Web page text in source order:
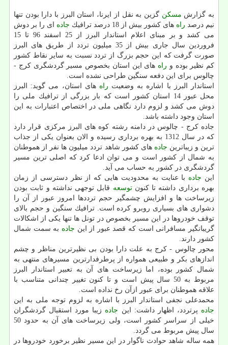
به گزارش مسكن گزین به نقل از ایرنا، استان البرز با دارا بودن تنها
نیم درصد راه های كشور بیش از 18 درصد ترافیك جاده ای را بر دوش
می كشد و بر مبنای اعلام استاندار البرز از 25 اسفند 96 تا 15
فروردین سال جاری بیش از 35 میلیون تردد از طریق های البرز
صورت گرفت كه این حجم بزرگ از تردد نسبت به سایر نقاط كشور
كم نظیر بوده و راه های این استان بخصوص مسیر گردشگری كرج -
چالوس برای این دفعه سنگین طراحی نشده است.
استاندار البرز با اشاره به وضعیت راه های استان، می گوید: البرز
محل عبور 14 استان كشور است كه بار بزرگی از ترافیك ملی را
دوش می كشد و لزوم دارد نگاهی ملی در اختصاص اعتبارات به این
استان وجود داشته باشد.
جاده كرج - چالوس در دامنه رشته كوه های البرز مركزی قرار دارد
كه در سال 1312 به بهره برداری رسیده و الان بعنوان یكی از جذاب
ترین و زیباترین جاده های كشور شاهد تردد میلیون ها نفر از هموطنان
به شمال از كشور است و می توان ادعا كرد كه اصلی ترین مسیر
گردشگری در كشور به حساب می آید.
این جاده با عنایت به محدودیت هایی كه از نظر دسترسی از زمان
بهره برداری داشته تا كنونتوسعه قابل توجهی نداشته و ثابت بودن
زیرساخت ها و افزایش چشمگیر حجم ترددها امروز عبور از آن را
دشواری های بسیاری روبرو كرده است. ترافیك سنگین و حجم بالای
توقف خودروها در این مسیر بخصوص در تونل ها تنها یكی از اشكالات
گریبانگیر مسافرانی است كه قصد عبور از این جاده به سمت شمال
كشور دارند.
محور چالوس - كرج به علت دارا بودن بی نظیرترین مناظر و چشم
اندازهای بكر و طبیعی همواره از پرطرفدارترین مسیرهای منتهی به
شمال كشور بوده، اما زیرساخت های آن به تعبیر استاندار البرز
مربوط به 50 سال پیش است و تا كنون تغییر چندانی متناسب با
علاقه هموطنان برای عبور ازآن رخ نداده است.
محمدعلی نجفی استاندار البرز با اشاره به لزوم توجه ملی به این
جاده پرتردد، اظهار داشت: این جاده زیبا مورد استقبال گردشگران
خیلی از سراسر كشور است، ولی زیرساخت های آن به حدود 50
سال پیش مربوط می گردد.
همه ساله شاهد حوادث ناگوار در این مسیر نظیر برخورد خودروها در